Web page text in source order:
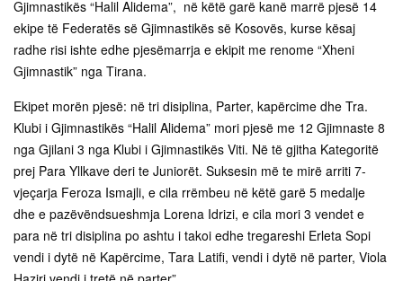
Gjimnastikës “Halil Alidema”, në këtë garë kanë marrë pjesë 14
ekipe të Federatës së Gjimnastikës së Kosovës, kurse kësaj
radhe risi ishte edhe pjesëmarrja e ekipit me renome “Xheni
Gjimnastik” nga Tirana.
Ekipet morën pjesë: në tri disiplina, Parter, kapërcime dhe Tra.
Klubi i Gjimnastikës “Halil Alidema” mori pjesë me 12 Gjimnaste 8
nga Gjilani 3 nga Klubi i Gjimnastikës Viti. Në të gjitha Kategoritë
prej Para Yllkave deri te Juniorët. Suksesin më te mirë arriti 7-
vjeçarja Feroza Ismajli, e cila rrëmbeu në këtë garë 5 medalje
dhe e pazëvëndsueshmja Lorena Idrizi, e cila mori 3 vendet e
para në tri disiplina po ashtu i takoi edhe tregareshi Erleta Sopi
vendi i dytë në Kapërcime, Tara Latifi, vendi i dytë në parter, Viola